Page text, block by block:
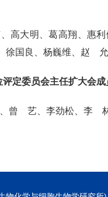
高大明、葛高翔、惠
徐国良、杨巍维、赵
评定委员会主任扩大会成
曾 艺、李劲松、李